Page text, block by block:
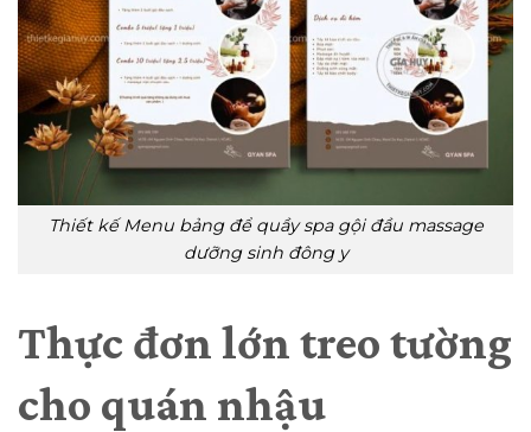
Thiết kế Menu bảng để quầy spa gội đầu massage
dưỡng sinh đông y
Thực đơn lớn treo tường
cho quán nhậu